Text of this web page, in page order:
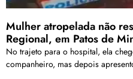
Mulher atropelada não
Regional, em Patos de
No trajeto para o hospital, ela
companheiro, mas depois